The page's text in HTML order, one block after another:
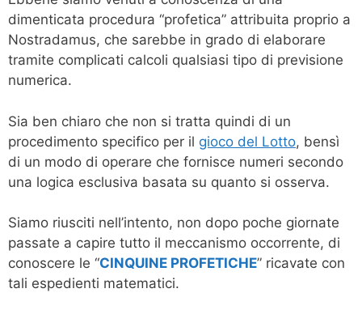
dimenticata procedura “profetica” attribuita proprio a
Nostradamus, che sarebbe in grado di elaborare
tramite complicati calcoli qualsiasi tipo di previsione
numerica.
Sia ben chiaro che non si tratta quindi di un
procedimento specifico per il gioco del Lotto, bensì
di un modo di operare che fornisce numeri secondo
una logica esclusiva basata su quanto si osserva.
Siamo riusciti nell’intento, non dopo poche giornate
passate a capire tutto il meccanismo occorrente, di
conoscere le “CINQUINE PROFETICHE” ricavate con
tali espedienti matematici.